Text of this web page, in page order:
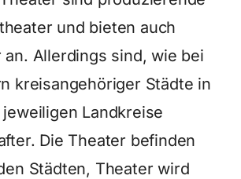
und bieten auch
Allerdings sind, wie bei
kreisangehöriger Städte in
Landkreise
Die Theater befinden
Städten, Theater wird